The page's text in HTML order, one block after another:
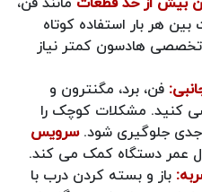
هر بار استفاده کوتاه
تخصصی هادسون کمتر نیاز
فن، برد، مگنترون و
کنید. مشکلات کوچک را
جدی جلوگیری شود.سرویس
عمر دستگاه کمک می کند.
باز و بسته کردن درب با